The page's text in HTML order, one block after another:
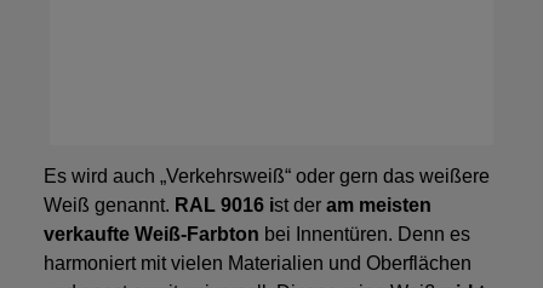
Es wird auch „Verkehrsweiß“ oder gern das weißere
Weiß genannt. RAL 9016 ist der am meisten
verkaufte Weiß-Farbton bei Innentüren. Denn es
harmoniert mit vielen Materialien und Oberflächen